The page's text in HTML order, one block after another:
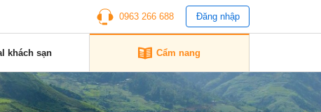
0963 266 688 Đăng nhập
khách sạn Cẩm nang